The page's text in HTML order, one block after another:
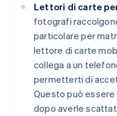
Lettori di carte
fotografi
particolare per
lettore di carte
collega a un
permetterti di
Questo può
dopo averle